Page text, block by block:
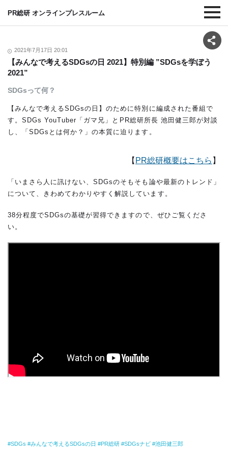
PR総研 オンラインプレスルーム
2021年7月17日 20:01
【みんなで考えるSDGsの日 2021】特別編 ”SDGsを学ぼう
2021”
SDGsって何？
【みんなで考えるSDGsの日】のために特別に編成された番組で
す。SDGs YouTuber「ガマ兄」とPR総研所長 池田健三郎が対談
し、「SDGsとは何か？」の本質に迫ります。
【 PR総研概要はこちら 】
「いまさら人に訊けない、SDGsのそもそも論や最新のトレンド」
について、きわめてわかりやすく解説しています。
38分程度でSDGsの基礎が習得できますので、ぜひご覧くださ
い。
SDGs みんなで考えるSDGsの日 PR総研 SDGsナビ 池田健三郎